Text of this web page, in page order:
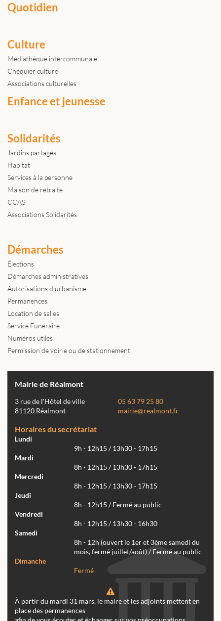
Quotidien
Culture
Médiathèque intercommunale
Chéquier culturel
Associations culturelles
Enfance et jeunesse
Solidarités
Jardins partagés
Habitat
Services à la personne
Maison de retraite
CCAS
Associations Solidarités
Démarches
Élections
Démarches administratives
Autorisations d'urbanisme
Permanences
Location de salles
Service Funéraire
Numéros utiles
Permission de voirie ou de stationnement
Mairie de Réalmont
3 rue de l'Hôtel de ville
81120 Réalmont
05 63 79 25 80
mairie@realmont.fr
Horaires du secrétariat
Lundi
9h - 12h15 / 13h30 - 17h15
Mardi
8h - 12h15 / 13h30 - 17h15
Mercredi
8h - 12h15 / 13h30 - 17h15
Jeudi
8h - 12h15 / Fermé au public
Vendredi
8h - 12h15 / 13h30 - 16h30
Samedi
8h - 12h (ouvert le 1er et 3ème samedi du
mois, fermé juillet/août) / Fermé au public
Dimanche
Fermé
À partir du mardi 31 mars, le maire et les adjoints mettent en
place des permanences